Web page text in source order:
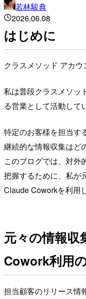
若林駿典
2026.06.08
はじめに
クラスメソッド アカウ
私は普段クラスメソッ
る営業として活動して
特定のお客様を担当す
継続的な情報収集はど
このブログでは、対外
把握するために、私が
Claude Coworkを利用
元々の情報収
Cowork利用
担当顧客のリリース情